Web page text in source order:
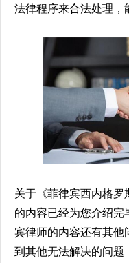
法律程序来合法处理，
关于《菲律宾西内格罗
的内容已经为您介绍
宾律师的内容还有其他
到其他无法解决的问题